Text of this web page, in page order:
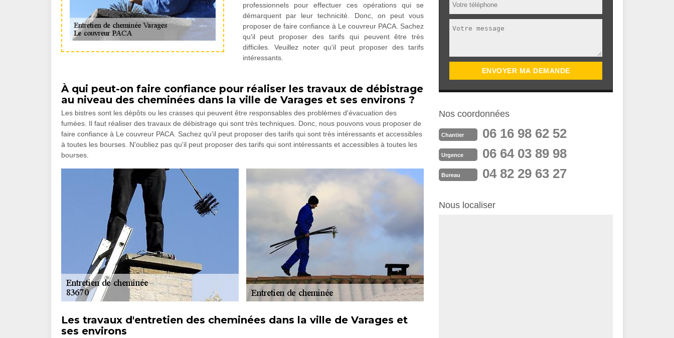
professionnels pour effectuer ces opérations qui se
démarquent par leur technicité. Donc, on peut vous
proposer de faire confiance à Le couvreur PACA. Sachez
qu'il peut proposer des tarifs qui peuvent être très
difficiles. Veuillez noter qu'il peut proposer des tarifs
intéressants.
À qui peut-on faire confiance pour réaliser les travaux de débistrage
au niveau des cheminées dans la ville de Varages et ses environs ?
Les bistres sont les dépôts ou les crasses qui peuvent être responsables des problèmes d'évacuation des
fumées. Il faut réaliser des travaux de débistrage qui sont très techniques. Donc, nous pouvons vous proposer de
faire confiance à Le couvreur PACA. Sachez qu'il peut proposer des tarifs qui sont très intéressants et accessibles
à toutes les bourses. N'oubliez pas qu'il peut proposer des tarifs qui sont intéressants et accessibles à toutes les
bourses.
Les travaux d'entretien des cheminées dans la ville de Varages et
ses environs
Nos coordonnées
Chantier 06 16 98 62 52
Urgence 06 64 03 89 98
Bureau 04 82 29 63 27
Nous localiser